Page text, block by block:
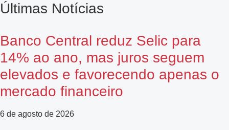
Últimas Notícias
Banco Central reduz Selic para
14% ao ano, mas juros seguem
elevados e favorecendo apenas o
mercado financeiro
6 de agosto de 2026